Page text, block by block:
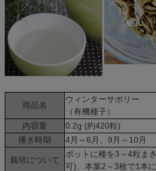
商品名
ウィンターサボリー
（有機種子）
内容量
0.2g (約420粒)
播き時期
4月～6月、9月～10月
栽培について
ポットに種を3～4粒ま
可)、本葉2～3枚で1本に